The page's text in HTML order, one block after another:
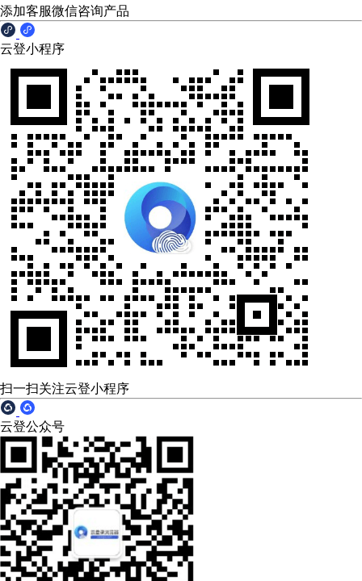
添加客服微信咨询产品
云登小程序
扫一扫关注云登小程序
云登公众号